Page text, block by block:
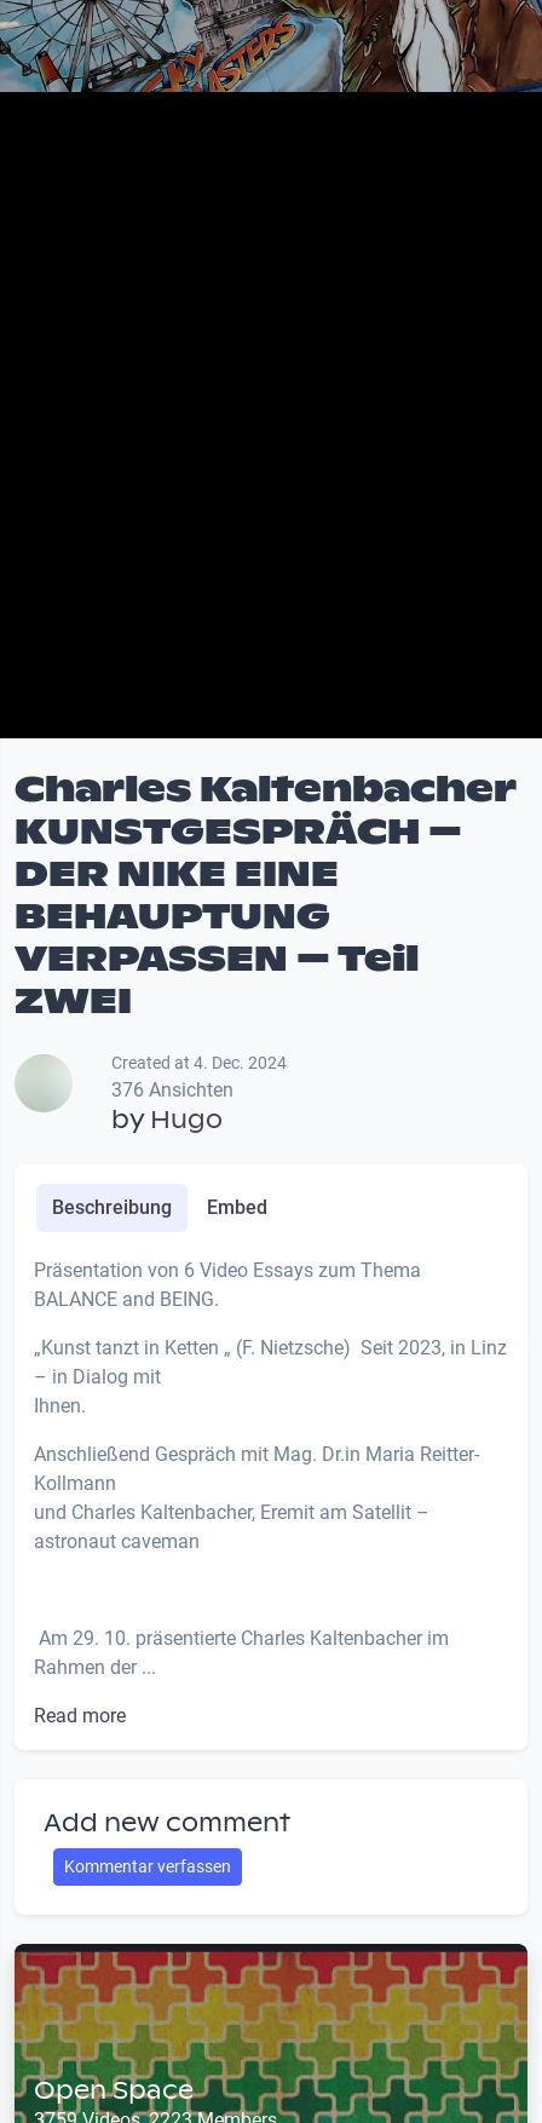
Video
Charles Kaltenbacher
KUNSTGESPRÄCH –
DER NIKE EINE
BEHAUPTUNG
VERPASSEN – Teil
ZWEI
Created at 4. Dec. 2024
376 Ansichten
by Hugo
Beschreibung Embed
Präsentation von 6 Video Essays zum Thema
BALANCE and BEING.
„Kunst tanzt in Ketten „ (F. Nietzsche) Seit 2023, in Linz
– in Dialog mit
Ihnen.
Anschließend Gespräch mit Mag. Dr.in Maria Reitter-
Kollmann
und Charles Kaltenbacher, Eremit am Satellit –
astronaut caveman
Am 29. 10. präsentierte Charles Kaltenbacher im
Rahmen der ...
Read more
Add new comment
Kommentar verfassen
Open Space